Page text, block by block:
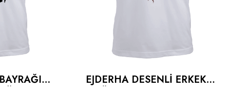
EJDERHA DESENLI ERKEK